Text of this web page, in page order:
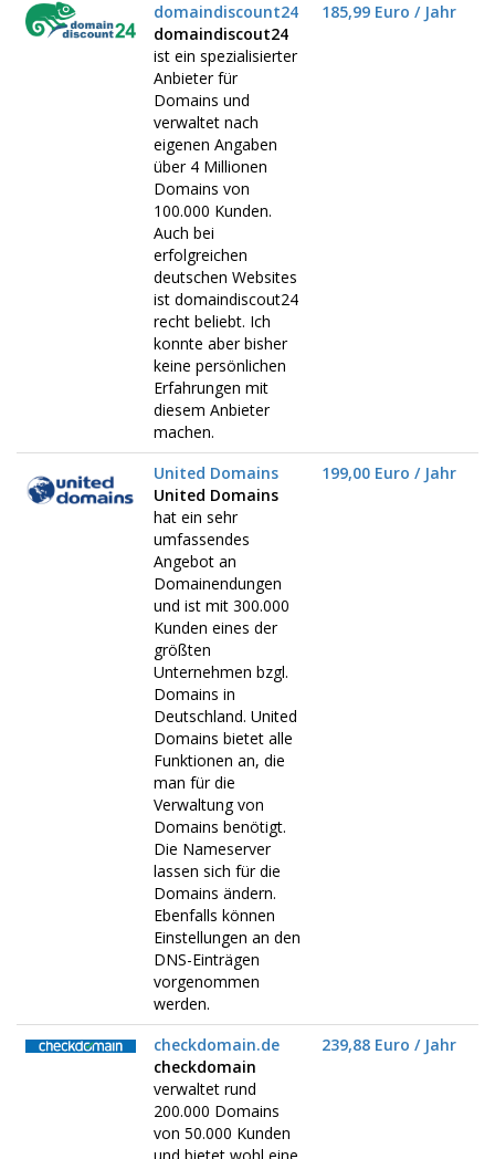
domaindiscount24
domaindiscout24
ist ein spezialisierter
Anbieter für
Domains und
verwaltet nach
eigenen Angaben
über 4 Millionen
Domains von
100.000 Kunden.
Auch bei
erfolgreichen
deutschen Websites
ist domaindiscout24
recht beliebt. Ich
konnte aber bisher
keine persönlichen
Erfahrungen mit
diesem Anbieter
machen.
185,99 Euro / Jahr
United Domains
United Domains
hat ein sehr
umfassendes
Angebot an
Domainendungen
und ist mit 300.000
Kunden eines der
größten
Unternehmen bzgl.
Domains in
Deutschland. United
Domains bietet alle
Funktionen an, die
man für die
Verwaltung von
Domains benötigt.
Die Nameserver
lassen sich für die
Domains ändern.
Ebenfalls können
Einstellungen an den
DNS-Einträgen
vorgenommen
werden.
199,00 Euro / Jahr
checkdomain.de
checkdomain
verwaltet rund
200.000 Domains
von 50.000 Kunden
239,88 Euro / Jahr